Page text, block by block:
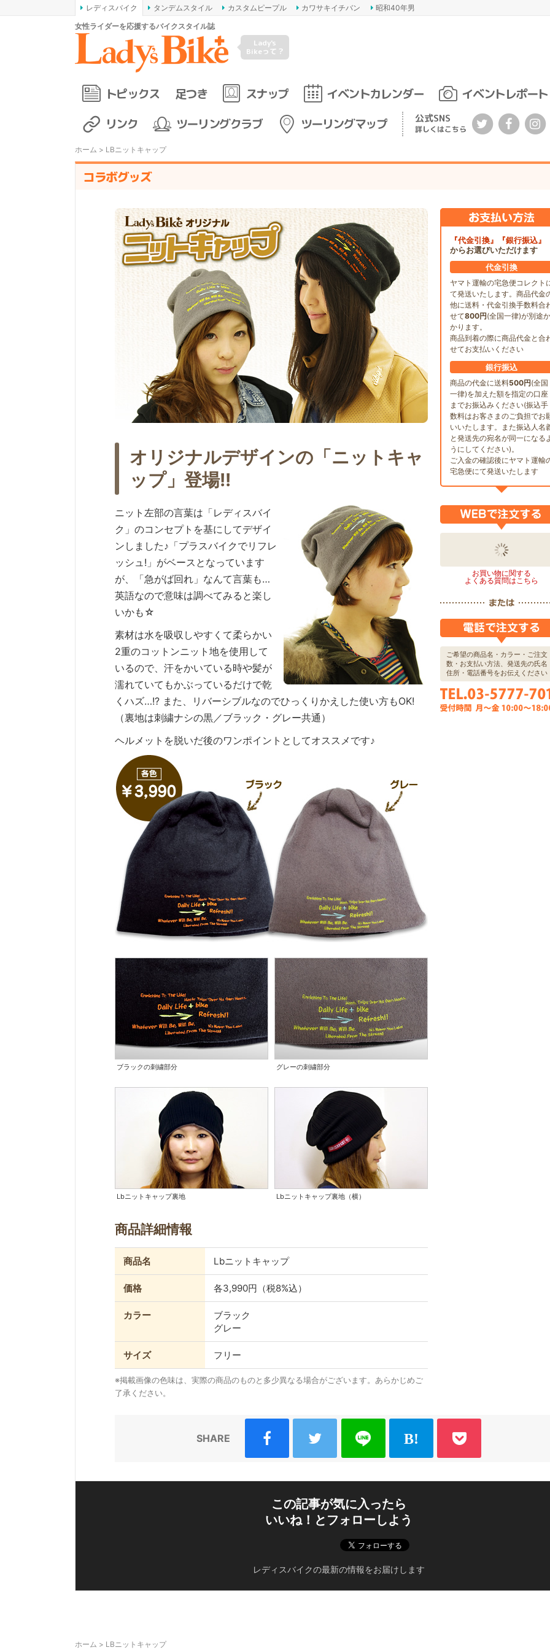
レディスバイク タンデムスタイル カスタムピープル カワサキイチバン
昭和40年男
女性ライダーを応援するバイクスタイル誌
Lady's
Bikeって？
トピックス 足つき スナップ イベントカレンダー
イベントレポート
リンク
ツーリングクラブ ツーリングマップ 公式SNS
詳しくはこちら
ホーム > LBニットキャップ
コラボグッズ
オリジナルデザインの「ニットキャ
ップ」登場!!
ニット左部の言葉は「レディスバイ
ク」のコンセプトを基にしてデザイ
ンしました♪「プラスバイクでリフレ
ッシュ!」がベースとなっています
が、「急がば回れ」なんて言葉も…
英語なので意味は調べてみると楽し
いかも☆
素材は水を吸収しやすくて柔らかい
2重のコットンニット地を使用して
いるので、汗をかいている時や髪が
濡れていてもかぶっているだけで乾
くハズ…!? また、リバーシブルなのでひっくりかえした使い方もOK!
（裏地は刺繍ナシの黒／ブラック・グレー共通）
ヘルメットを脱いだ後のワンポイントとしてオススメです♪
ブラックの刺繍部分 グレーの刺繍部分
Lbニットキャップ裏地 Lbニットキャップ裏地（横）
商品詳細情報
商品名 Lbニットキャップ
価格 各3,990円（税8%込）
カラー
ブラック
グレー
サイズ フリー
※掲載画像の色味は、実際の商品のものと多少異なる場合がございます。あらかじめご
了承ください。
『代金引換』『銀行振込』
からお選びいただけます
代金引換
ヤマト運輸の宅急便コレクト
て発送いたします。商品代金
他に送料・代金引換手数料合
せて800円(全国一律)が別途か
かります。
商品到着の際に商品代金と合
せてお支払いください
銀行振込
商品の代金に送料500円(全国
一律)を加えた額を指定の口座
までお振込みください(振込手
数料はお客さまのご負担でお
いいたします。また振込人名
と発送先の宛名が同一になる
うにしてください)。
ご入金の確認後にヤマト運輸
宅急便にて発送いたします
お買い物に関する
よくある質問はこちら
ご希望の商品名・カラー・ご注文
数・お支払い方法、発送先の氏名
住所・電話番号をお伝えください
SHARE
この記事が気に入ったら
いいね！とフォローしよう
レディスバイクの最新の情報をお届けします
ホーム > LBニットキャップ